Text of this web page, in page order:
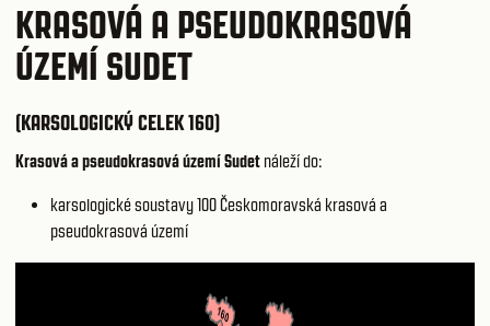
KRASOVÁ A PSEUDOKRASOVÁ
ÚZEMÍ SUDET
(KARSOLOGICKÝ CELEK 160)
Krasová a pseudokrasová území Sudet náleží do:
karsologické soustavy 100Českomoravská krasová a
pseudokrasová území